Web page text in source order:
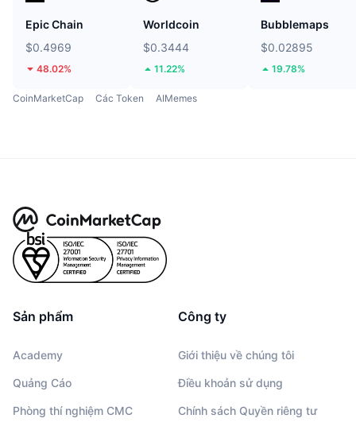
Epic Chain
$0.4969
48.02%
Worldcoin
$0.3444
11.22%
Bubblemaps
$0.02895
19.78%
CoinMarketCap Các Token AIMemes
Sản phẩm
Academy
Quảng Cáo
Phòng thí nghiệm CMC
Công ty
Giới thiệu về chúng tôi
Điều khoản sử dụng
Chính sách Quyền riêng tư